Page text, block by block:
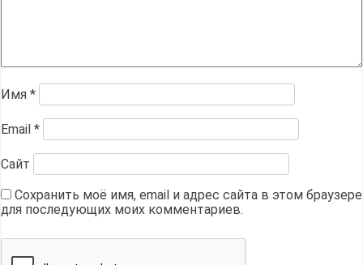
Имя *
Email *
Сайт
Сохранить моё имя, email и адрес сайта в этом браузере
для последующих моих комментариев.